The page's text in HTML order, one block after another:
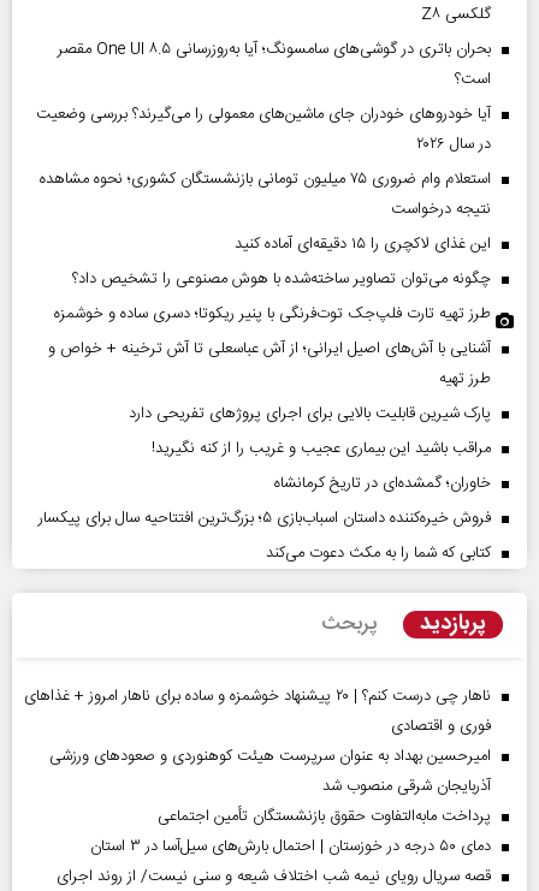
گلکسی Z۸
بحران باتری در گوشی‌های سامسونگ؛ آیا به‌روزرسانی One UI ۸.۵ مقصر
است؟
آیا خودروهای خودران جای ماشین‌های معمولی را می‌گیرند؟ بررسی وضعیت
در سال ۲۰۲۶
استعلام وام ضروری ۷۵ میلیون تومانی بازنشستگان کشوری؛ نحوه مشاهده
نتیجه درخواست
این غذای لاکچری را ۱۵ دقیقه‌ای آماده کنید
چگونه می‌توان تصاویر ساخته‌شده با هوش مصنوعی را تشخیص داد؟
طرز تهیه تارت فلپ‌جک توت‌فرنگی با پنیر ریکوتا؛ دسری ساده و خوشمزه
آشنایی با آش‌های اصیل ایرانی؛ از آش عباسعلی تا آش ترخینه + خواص و
طرز تهیه
پارک شیرین قابلیت‌ بالایی برای اجرای پروژهای تفریحی دارد
مراقب باشید این بیماری عجیب و غریب را از کنه نگیرید!
خاوران؛ گمشده‌ای در تاریخ کرمانشاه
فروش خیره‌کننده داستان اسباب‌بازی ۵؛ بزرگ‌ترین افتتاحیه سال برای پیکسار
کتابی که شما را به مکث دعوت می‌کند
پربازدید پربحث
ناهار چی درست کنم؟ | ۲۰ پیشنهاد خوشمزه و ساده برای ناهار امروز + غذاهای
فوری و اقتصادی
امیرحسین بهداد به عنوان سرپرست هیئت کوهنوردی و صعودهای ورزشی
آذربایجان شرقی منصوب شد
پرداخت مابه‌التفاوت حقوق بازنشستگان تأمین اجتماعی
دمای ۵۰ درجه در خوزستان | احتمال بارش‌های سیل‌آسا در ۳ استان
قصه سریال رویای نیمه شب اختلاف شیعه و سنی نیست/ از روند اجرای